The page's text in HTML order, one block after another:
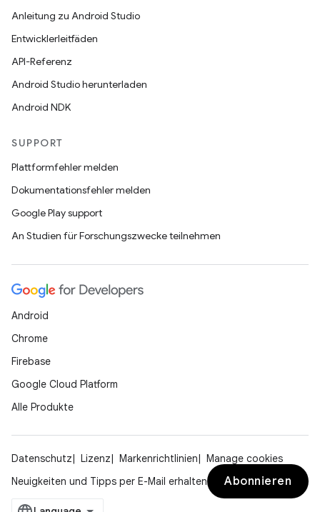
Anleitung zu Android Studio
Entwicklerleitfäden
API-Referenz
Android Studio herunterladen
Android NDK
SUPPORT
Plattformfehler melden
Dokumentationsfehler melden
Google Play support
An Studien für Forschungszwecke teilnehmen
Android
Chrome
Firebase
Google Cloud Platform
Alle Produkte
Datenschutz Lizenz Markenrichtlinien
Manage cookies
Neuigkeiten und Tipps per E-Mail erhalten
Abonnieren